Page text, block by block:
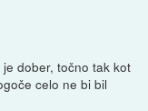
dober, točno tak kot
celo ne bi bil